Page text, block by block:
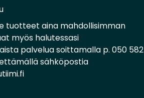
tuotteet aina mahdollisimman
myös halutessasi
palvelua soittamalla p. 050 582
sähköpostia